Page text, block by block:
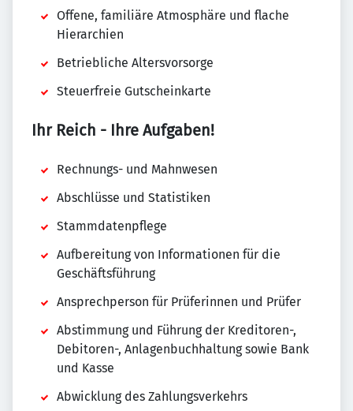
Offene, familiäre Atmosphäre und flache
Hierarchien
Betriebliche Altersvorsorge
Steuerfreie Gutscheinkarte
Ihr Reich - Ihre Aufgaben!
Rechnungs- und Mahnwesen
Abschlüsse und Statistiken
Stammdatenpflege
Aufbereitung von Informationen für die
Geschäftsführung
Ansprechperson für Prüferinnen und Prüfer
Abstimmung und Führung der Kreditoren-,
Debitoren-, Anlagenbuchhaltung sowie Bank
und Kasse
Abwicklung des Zahlungsverkehrs